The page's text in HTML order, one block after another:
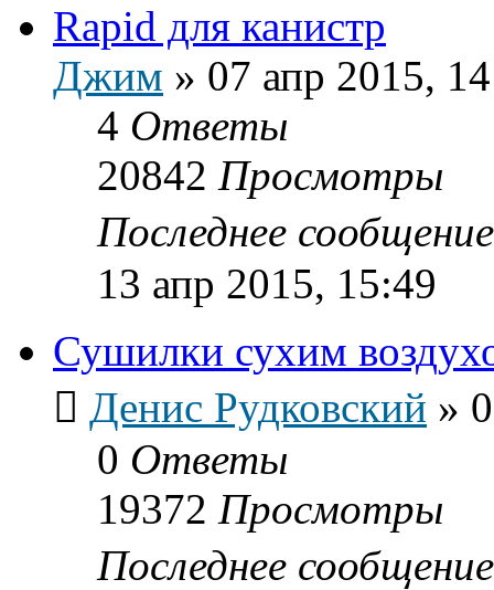
Rapid для канистр
Джим » 07 апр 2015,
4 Ответы
20842 Просмотры
Последнее
13 апр 2015, 15:49
Сушилки сухим
Денис Рудковский »
0 Ответы
19372 Просмотры
Последнее